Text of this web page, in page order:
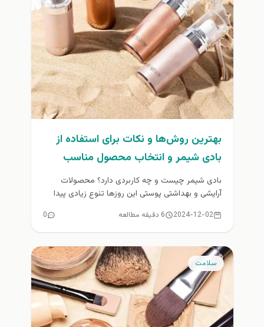
بهترین روش‌ها و نکات برای استفاده از
بادی شیمر و انتخاب محصول مناسب
بادی شیمر چیست و چه کاربردی دارد؟ محصولات
آرایشی و بهداشتی پوستی این روزها تنوع زیادی پیدا
2024-12-02 6 دقیقه مطالعه 0
سلامت